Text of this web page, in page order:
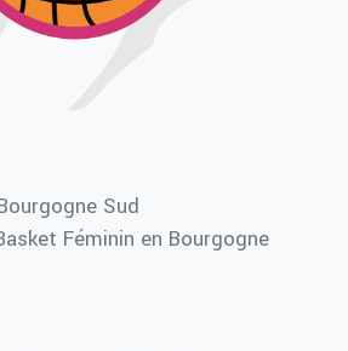
Sud
Féminin en Bourgogne